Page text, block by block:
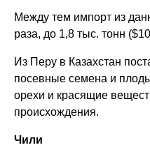
Между тем импорт из
раза, до 1,8 тыс. тонн
Из Перу в Казахстан
посевные семена и
орехи и красящие
происхождения.
Чили